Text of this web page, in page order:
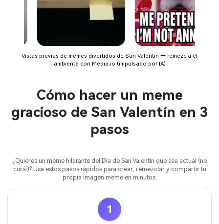
Vistas previas de memes divertidos de San Valentín — remezcla el
ambiente con Media.io (impulsado por IA)
Cómo hacer un meme
gracioso de San Valentín en 3
pasos
¿Quieres un meme hilarante del Día de San Valentín que sea actual (no
cursi)? Usa estos pasos rápidos para crear, remezclar y compartir tu
propia imagen meme en minutos.
1